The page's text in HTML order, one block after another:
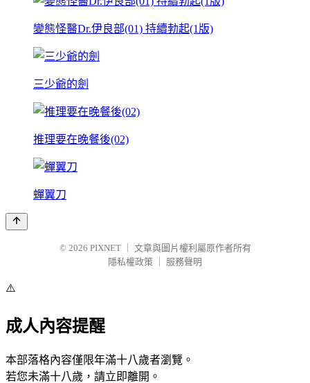
變態怪醫Dr.伊良部(01) 持續勃起(1版)
三少爺的劍
推理要在晚餐後(02)
蟬翼刀
© 2026 PIXNET
文章與圖片權利屬原作者所有
隱私權政策
服務聲明
⚠️
成人內容提醒
本部落格內容僅限年滿十八歲者瀏覽。
若您未滿十八歲，請立即離開。